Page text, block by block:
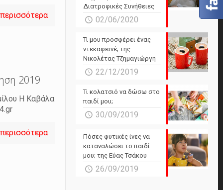
2019
Η Καβάλα
Διατροφικές Συνήθειες
02/06/2020
Τι μου προσφέρει ένας
ντεκαφεϊνέ; της
Νικολέτας Τζημαγιώργη
22/12/2019
Τι κολατσιό να δώσω στο
παιδί μου;
30/09/2019
Πόσες φυτικές ίνες να
καταναλώσει το παιδί
μου; της Εύας Τσάκου
26/09/2019